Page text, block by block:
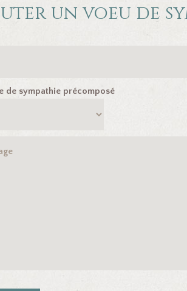
un voeu de
de sympathie précomposé